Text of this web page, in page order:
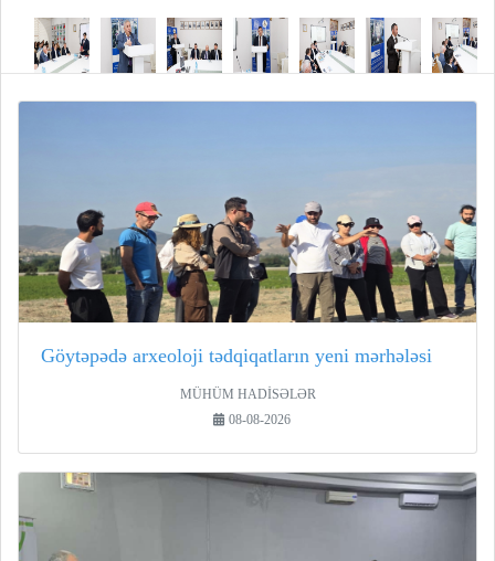
Göytəpədə arxeoloji tədqiqatların yeni mərhələsi
MÜHÜM HADİSƏLƏR
08-08-2026